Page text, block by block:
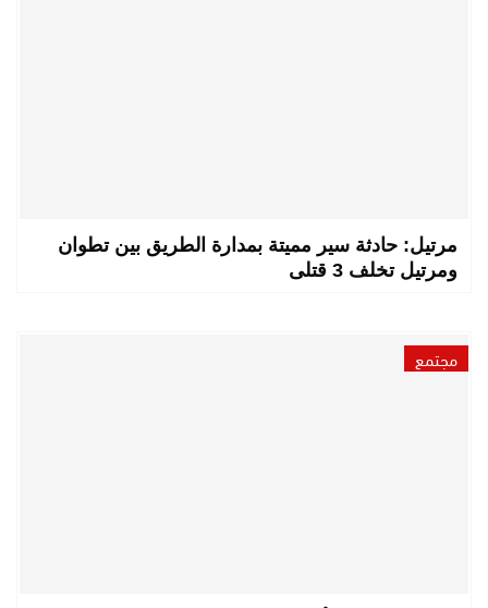
مرتيل: حادثة سير مميتة بمدارة الطريق بين تطوان
ومرتيل تخلف 3 قتلى
مجتمع